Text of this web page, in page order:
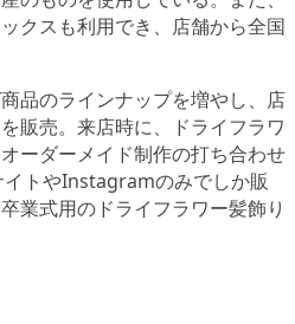
クスも利用でき、店舗から全国
品のラインナップを増やし、店
販売。来店時に、ドライフラワ
ーダーメイド制作の打ち合わせ
イトやInstagramのみでしか販
業式用のドライフラワー髪飾り